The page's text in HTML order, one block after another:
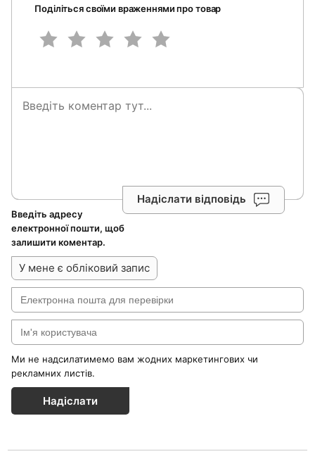
Поділіться своїми враженнями про товар
Надіслати відповідь
Введіть адресу
електронної пошти, щоб
залишити коментар.
У мене є обліковий запис
Ми не надсилатимемо вам жодних маркетингових чи
рекламних листів.
Надіслати